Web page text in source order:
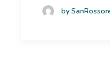
NEWS by